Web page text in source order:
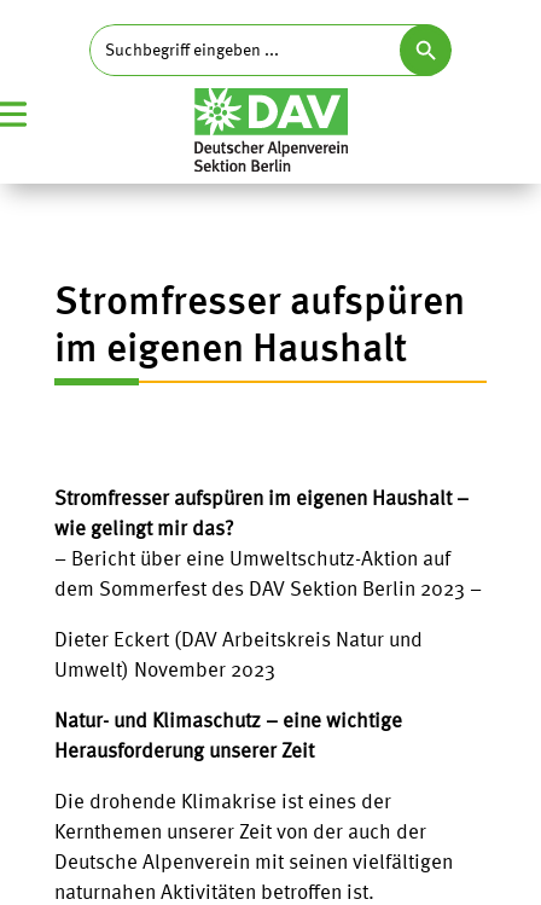
Search
for:
Search Button
Stromfresser aufspüren
im eigenen Haushalt
Stromfresser aufspüren im eigenen Haushalt –
wie gelingt mir das?
– Bericht über eine Umweltschutz-Aktion auf
dem Sommerfest des DAV Sektion Berlin 2023 –
Dieter Eckert (DAV Arbeitskreis Natur und
Umwelt) November 2023
Natur- und Klimaschutz – eine wichtige
Herausforderung unserer Zeit
Die drohende Klimakrise ist eines der
Kernthemen unserer Zeit von der auch der
Deutsche Alpenverein mit seinen vielfältigen
naturnahen Aktivitäten betroffen ist.